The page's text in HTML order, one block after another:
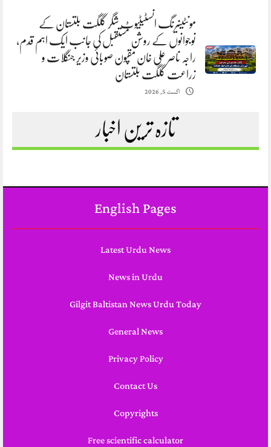
مونٹینیرنگ انسٹیٹیوٹ شگر گلگت بلتستان کے
نوجوانوں کے روشن مستقبل کی جانب ایک اہم قدم،
راجہ ناصر علی خان مقپون صوبائی وزیر جنگلات و
زراعت گلگت بلتستان
اگست 5, 2026
تازہ ترین اخبار
English Pages
Latest Urdu News
News in Urdu
Gilgit Baltistan News Urdu Today
General News
Privacy Policy
Contact Us
Copyrights
Free scientific calculator